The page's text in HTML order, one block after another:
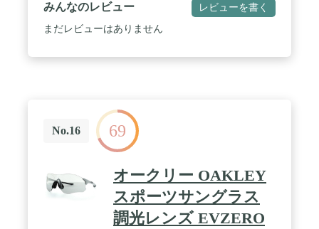
みんなのレビュー レビューを書く
まだレビューはありません
No.16 69
オークリー OAKLEY
スポーツサングラス
調光レンズ EVZERO